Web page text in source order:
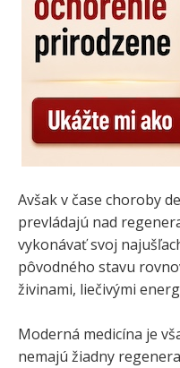
Avšak v čase choroby
prevládajú nad
vykonávať svoj
pôvodného stavu
živinami, liečivými
Moderná medicína je
nemajú žiadny